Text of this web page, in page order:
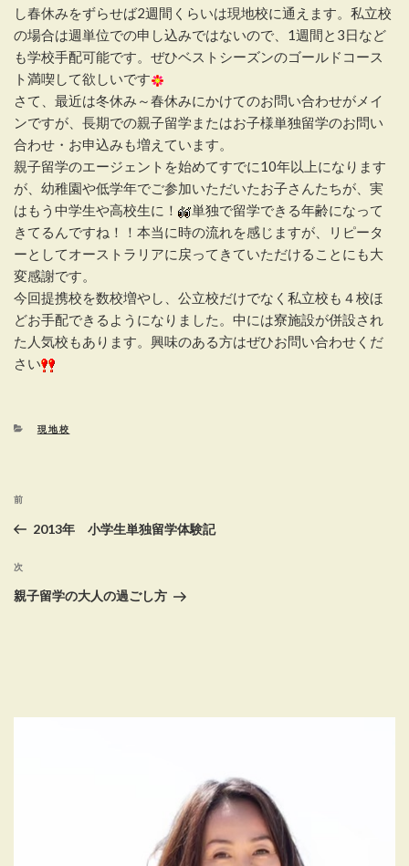
し春休みをずらせば2週間くらいは現地校に通えます。私立校
の場合は週単位での申し込みではないので、1週間と3日など
も学校手配可能です。ぜひベストシーズンのゴールドコース
ト満喫して欲しいです
さて、最近は冬休み～春休みにかけてのお問い合わせがメイ
ンですが、長期での親子留学またはお子様単独留学のお問い
合わせ・お申込みも増えています。
親子留学のエージェントを始めてすでに10年以上になります
が、幼稚園や低学年でご参加いただいたお子さんたちが、実
はもう中学生や高校生に！
単独で留学できる年齢になって
きてるんですね！！本当に時の流れを感じますが、リピータ
ーとしてオーストラリアに戻ってきていただけることにも大
変感謝です。
今回提携校を数校増やし、公立校だけでなく私立校も４校ほ
どお手配できるようになりました。中には寮施設が併設され
た人気校もあります。興味のある方はぜひお問い合わせくだ
さい
カ
現地校
投
稿
ビ
前
の
稿
前
2013年 小学生単独留学体験記
次
の
次
親子留学の大人の過ごし方